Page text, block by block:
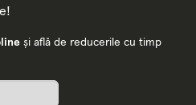
și află de reducerile cu timp